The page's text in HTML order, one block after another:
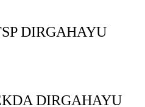
DIRGAHAYU
DIRGAHAYU